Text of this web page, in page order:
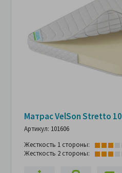
Матрас VelSon Stretto 10
Артикул: 101606
Жесткость 1 стороны:
Жесткость 2 стороны: